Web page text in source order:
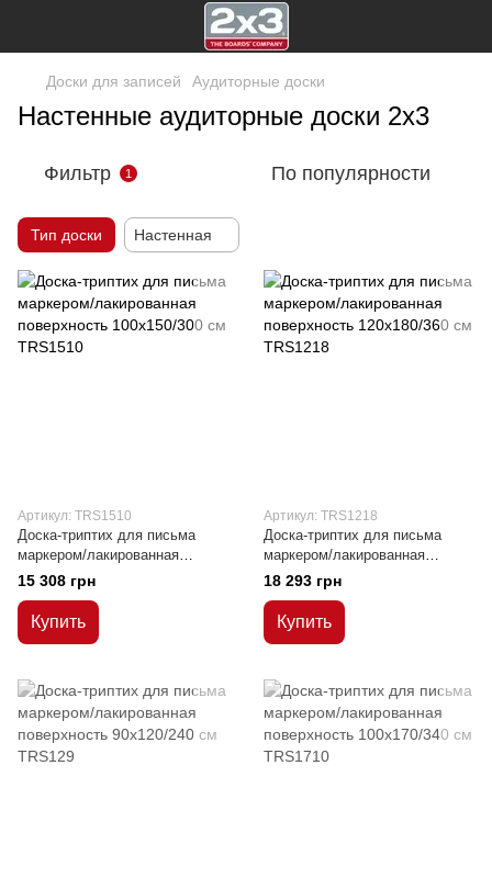
Доски для записей Аудиторные доски
Настенные аудиторные доски 2х3
Фильтр 1 По популярности
Тип доски Настенная
Артикул: TRS1510
Доска-триптих для письма
маркером/лакированная
поверхность 100x150/300 см
15 308 грн
Купить
Артикул: TRS1218
Доска-триптих для письма
маркером/лакированная
поверхность 120x180/360 см
18 293 грн
Купить